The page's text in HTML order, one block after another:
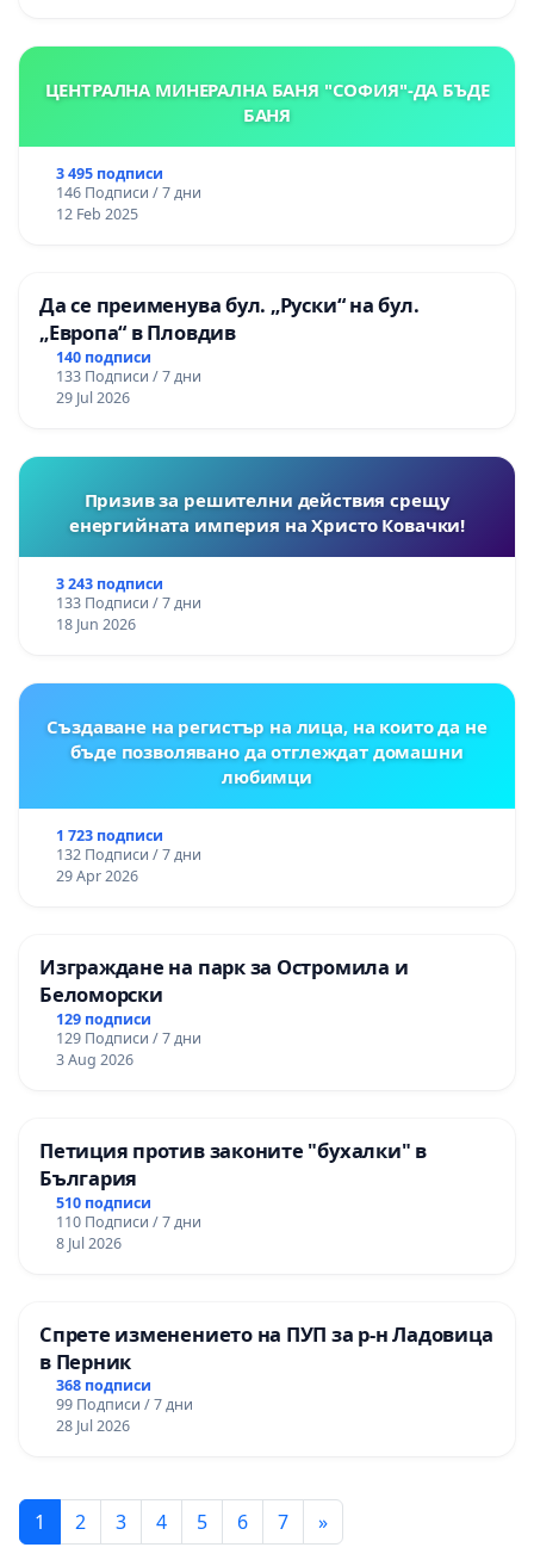
ЦЕНТРАЛНА МИНЕРАЛНА БАНЯ "СОФИЯ"-ДА БЪДЕ
БАНЯ
3 495 подписи
146 Подписи / 7 дни
12 Feb 2025
Да се преименува бул. „Руски“ на бул.
„Европа“ в Пловдив
140 подписи
133 Подписи / 7 дни
29 Jul 2026
Призив за решителни действия срещу
енергийната империя на Христо Ковачки!
3 243 подписи
133 Подписи / 7 дни
18 Jun 2026
Създаване на регистър на лица, на които да не
бъде позволявано да отглеждат домашни
любимци
1 723 подписи
132 Подписи / 7 дни
29 Apr 2026
Изграждане на парк за Остромила и
Беломорски
129 подписи
129 Подписи / 7 дни
3 Aug 2026
Петиция против законите "бухалки" в
България
510 подписи
110 Подписи / 7 дни
8 Jul 2026
Спрете изменението на ПУП за р-н Ладовица
в Перник
368 подписи
99 Подписи / 7 дни
28 Jul 2026
1 2 3 4 5 6 7 »